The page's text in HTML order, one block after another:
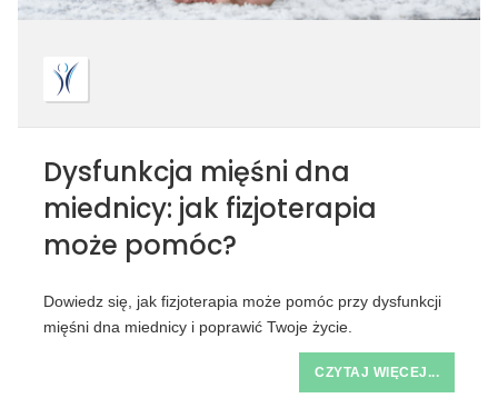
Dysfunkcja mięśni dna
miednicy: jak fizjoterapia
może pomóc?
Dowiedz się, jak fizjoterapia może pomóc przy dysfunkcji
mięśni dna miednicy i poprawić Twoje życie.
CZYTAJ WIĘCEJ...